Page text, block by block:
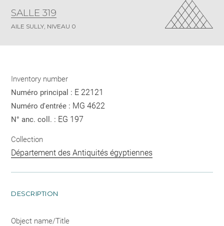
SALLE 319
AILE SULLY, NIVEAU 0
Inventory number
Numéro principal : E 22121
Numéro d'entrée : MG 4622
N° anc. coll. : EG 197
Collection
Département des Antiquités égyptiennes
DESCRIPTION
Object name/Title